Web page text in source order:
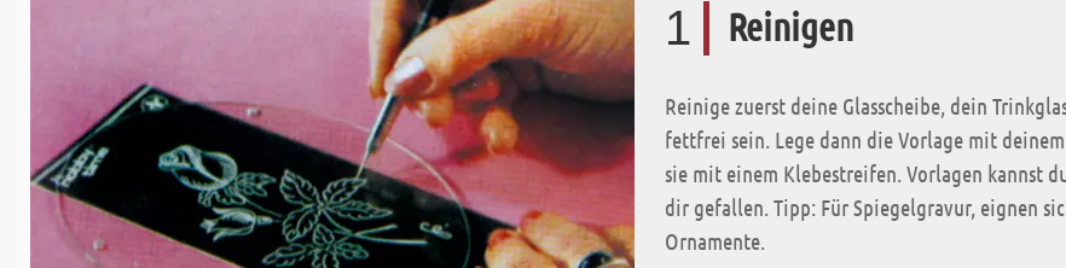
1 Reinigen
Reinige zuerst deine Glasscheibe, dein
fettfrei sein. Lege dann die Vorlage mit
sie mit einem Klebestreifen. Vorlagen kannst
dir gefallen. Tipp: Für Spiegelgravur, eignen
Ornamente.